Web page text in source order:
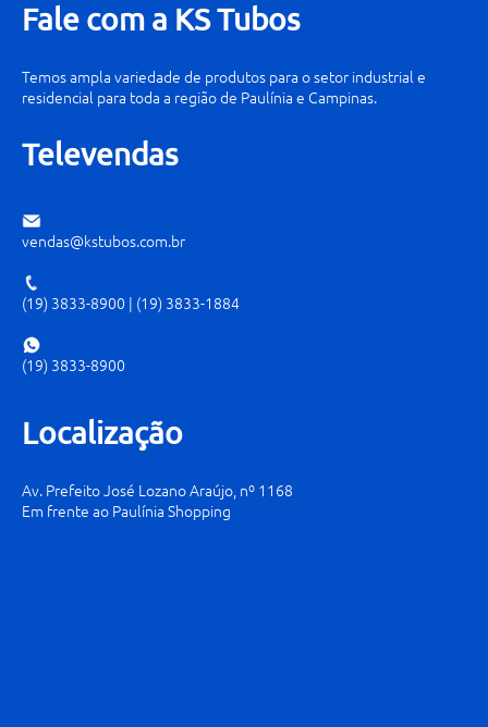
Fale com a KS Tubos
Temos ampla variedade de produtos para o setor industrial e
residencial para toda a região de Paulínia e Campinas.
Televendas
vendas@kstubos.com.br
(19) 3833-8900 | (19) 3833-1884
(19) 3833-8900
Localização
Av. Prefeito José Lozano Araújo, nº 1168
Em frente ao Paulínia Shopping